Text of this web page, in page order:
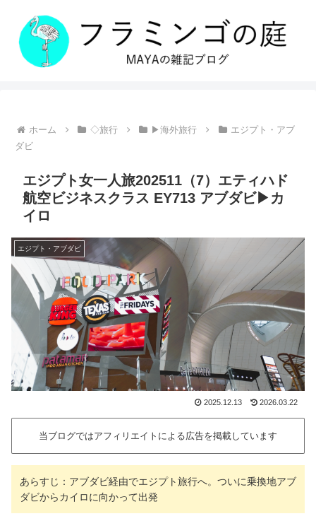
ホーム ◇旅行 ▶海外旅行
エジプト・アブ
ダビ
エジプト女一人旅202511（7）エティハド
航空ビジネスクラス EY713 アブダビ▶カ
イロ
エジプト・アブダビ
2025.12.13 2026.03.22
当ブログではアフィリエイトによる広告を掲載しています
あらすじ：アブダビ経由でエジプト旅行へ。ついに乗換地アブ
ダビからカイロに向かって出発